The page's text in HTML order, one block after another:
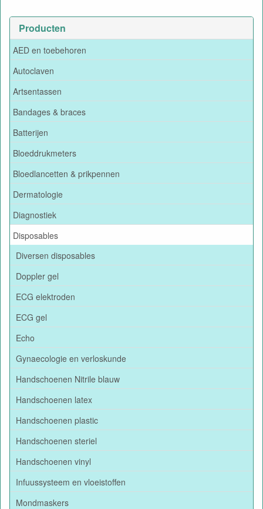
Producten
AED en toebehoren
Autoclaven
Artsentassen
Bandages & braces
Batterijen
Bloeddrukmeters
Bloedlancetten & prikpennen
Dermatologie
Diagnostiek
Disposables
Diversen disposables
Doppler gel
ECG elektroden
ECG gel
Echo
Gynaecologie en verloskunde
Handschoenen Nitrile blauw
Handschoenen latex
Handschoenen plastic
Handschoenen steriel
Handschoenen vinyl
Infuussysteem en vloeistoffen
Mondmaskers